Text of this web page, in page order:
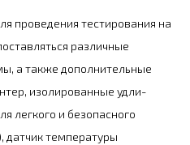
проведения тестирования на
различные
а также дополнительные
изолированные удли-
легкого и безопасного
датчик температуры